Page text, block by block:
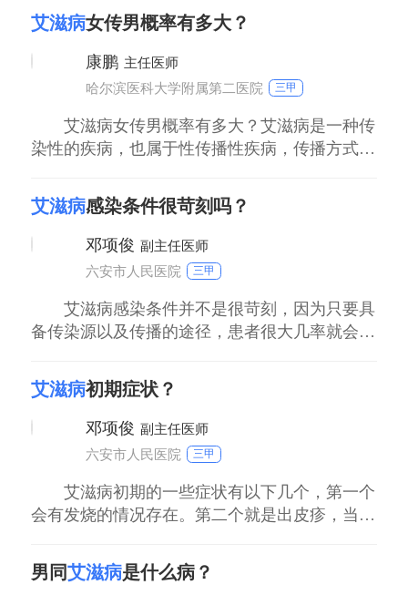
病的发生率，艾滋病的主要传播途径是血液传
播、性接触传播和母婴垂直传播。目前性接触传
播是最主要的传播方式之一，它包括同性和异性
之间的传播，尤其是性生活的过程中，如果阴部
艾滋病女传男概率有多大？
康鹏 主任医师
哈尔滨医科大学附属第二医院
三甲
艾滋病女传男概率有多大？艾滋病是一种传
染性的疾病，也属于性传播性疾病，传播方式有
的概率有多大，要根据病人病毒的数量以及病毒
的毒力和入侵男方的方式均有相关性。研究表
明，女性感染者唾液、阴道分泌物以及乳汁等均
含有艾滋病病毒。如果和男方密切接触，特别是
艾滋病感染条件很苛刻吗？
邓项俊 副主任医师
六安市人民医院
三甲
艾滋病感染条件并不是很苛刻，因为只要具
备传染源以及传播的途径，患者很大几率就会感
来说。感染艾滋病是由于通过各种传播方式艾滋
病病毒进入到人体，它会在人体潜伏很长的一段
时间，等到人体免疫机能慢慢衰弱才会爆发。
1、艾滋病没有治愈好之前不能和任何人发生性
艾滋病初期症状？
邓项俊 副主任医师
六安市人民医院
三甲
艾滋病初期的一些症状有以下几个，第一个
会有发烧的情况存在。第二个就是出皮疹，当然
个方面就是口腔溃疡。第四个方面是人，没有精
神，没有力气。现阶段所说的这些症状并不是确
男同艾滋病是什么病？